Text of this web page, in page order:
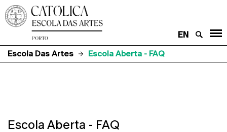
EN
Escola Das Artes
Escola Aberta - FAQ
Escola Aberta - FAQ